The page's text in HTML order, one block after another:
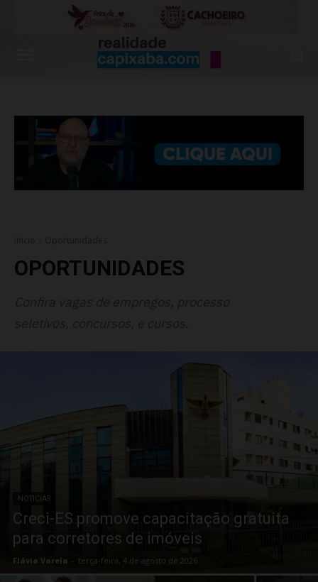
OPORTUNIDADES
NOTICIAS
Creci-ES promove capacitação gratuita
para corretores de imóveis
Flávia Varela - terça-feira, 4 de agosto de 2026